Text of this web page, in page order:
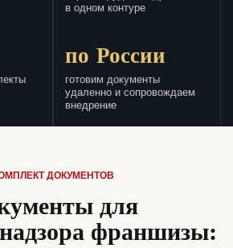
в одном контуре
по России
готовим документы
удаленно и сопровождаем
внедрение
ДОКУМЕНТОВ
для
франшизы: